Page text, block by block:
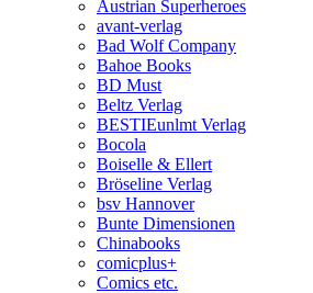
Austrian Superheroes
avant-verlag
Bad Wolf Company
Bahoe Books
BD Must
Beltz Verlag
BESTIEunlmt Verlag
Bocola
Boiselle & Ellert
Bröseline Verlag
bsv Hannover
Bunte Dimensionen
Chinabooks
comicplus+
Comics etc.